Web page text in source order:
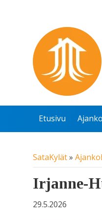
Etusivu
SataKylät»
Irjanne-
29.5.2026